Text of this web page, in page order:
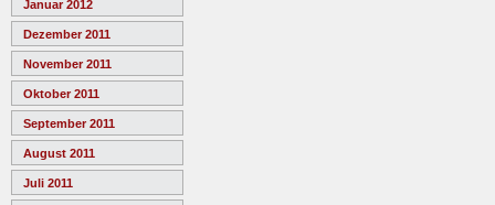
Januar 2012
Dezember 2011
November 2011
Oktober 2011
September 2011
August 2011
Juli 2011